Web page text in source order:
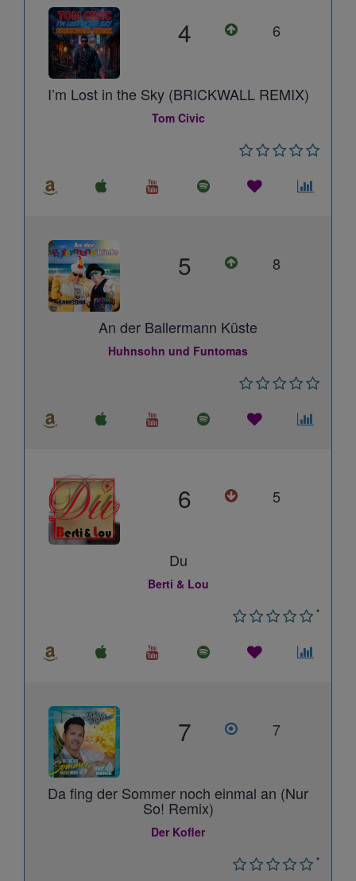
4 6
I’m Lost in the Sky (BRICKWALL REMIX)
Tom Civic
5 8
An der Ballermann Küste
Huhnsohn und Funtomas
6 5
Du
Berti & Lou
*
7 7
Da fing der Sommer noch einmal an (Nur
So! Remix)
Der Kofler
*